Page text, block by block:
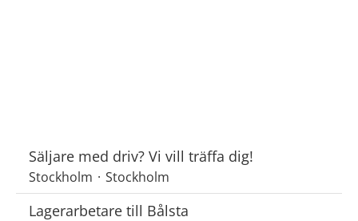
Säljare med driv? Vi vill träffa dig!
Stockholm · Stockholm
Lagerarbetare till Bålsta